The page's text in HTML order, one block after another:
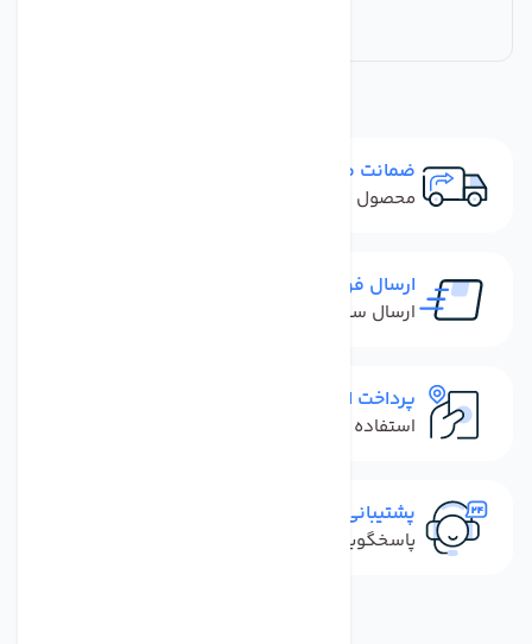
ضمانت مرجوعی
محصول نباید آسیب دیده باشد
ارسال فوری
ارسال سفارش در کمترین زمان ممکن
پرداخت امن
استفاده از روش‌های پرداخت امن
پشتیبانی سریع
پاسخگویی سریع به تماس‌ها و پیام‌ها